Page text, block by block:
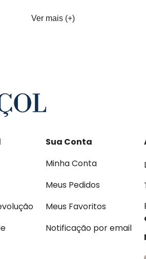
Ver mais (+)
Sua Conta
Minha Conta
Meus Pedidos
Meus Favoritos
Notificação por email